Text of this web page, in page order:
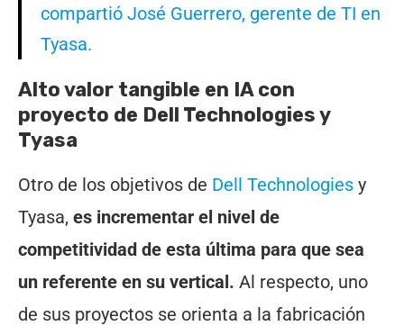
compartió José Guerrero, gerente de TI en
Tyasa.
Alto valor tangible en IA con
proyecto de Dell Technologies y
Tyasa
Otro de los objetivos de Dell Technologies y
Tyasa, es incrementar el nivel de
competitividad de esta última para que sea
un referente en su vertical. Al respecto, uno
de sus proyectos se orienta a la fabricación